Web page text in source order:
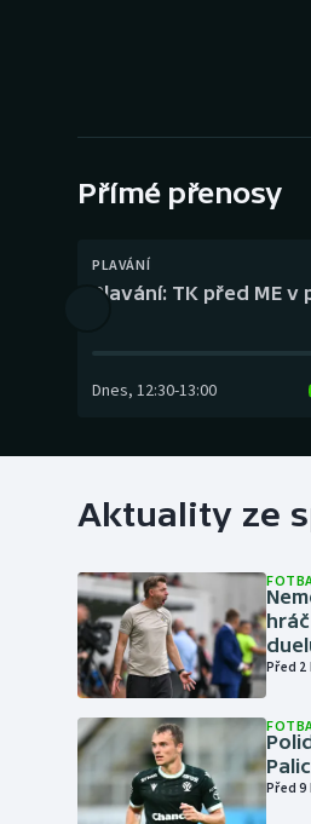
Přímé přenosy
PLAVÁNÍ
Plavání: TK před ME v
Dnes, 12:30-13:00
Aktuality ze
Před 2
Před 9